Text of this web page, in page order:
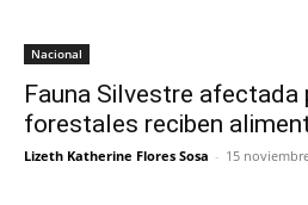
Nacional
Fauna Silvestre afectada
forestales reciben
Lizeth Katherine Flores Sosa - 15